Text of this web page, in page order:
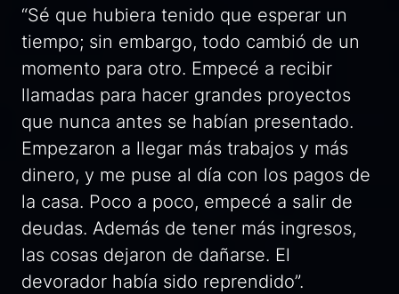
“Sé que hubiera tenido que esperar un
tiempo; sin embargo, todo cambió de un
momento para otro. Empecé a recibir
llamadas para hacer grandes proyectos
que nunca antes se habían presentado.
Empezaron a llegar más trabajos y más
dinero, y me puse al día con los pagos de
la casa. Poco a poco, empecé a salir de
deudas. Además de tener más ingresos,
las cosas dejaron de dañarse. El
devorador había sido reprendido”.